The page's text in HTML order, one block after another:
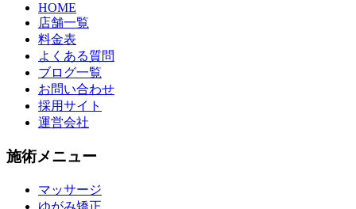
HOME
店舗一覧
料金表
よくある質問
ブログ一覧
お問い合わせ
採用サイト
運営会社
施術メニュー
マッサージ
ゆがみ矯正